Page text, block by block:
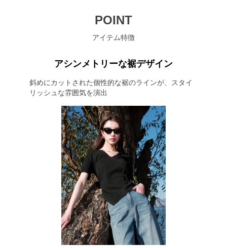
POINT
アイテム特徴
アシンメトリーな裾デザイン
斜めにカットされた個性的な裾のラインが、スタイ
リッシュな雰囲気を演出